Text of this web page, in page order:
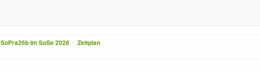
SoPra26b im SoSe 2026
Zeitplan